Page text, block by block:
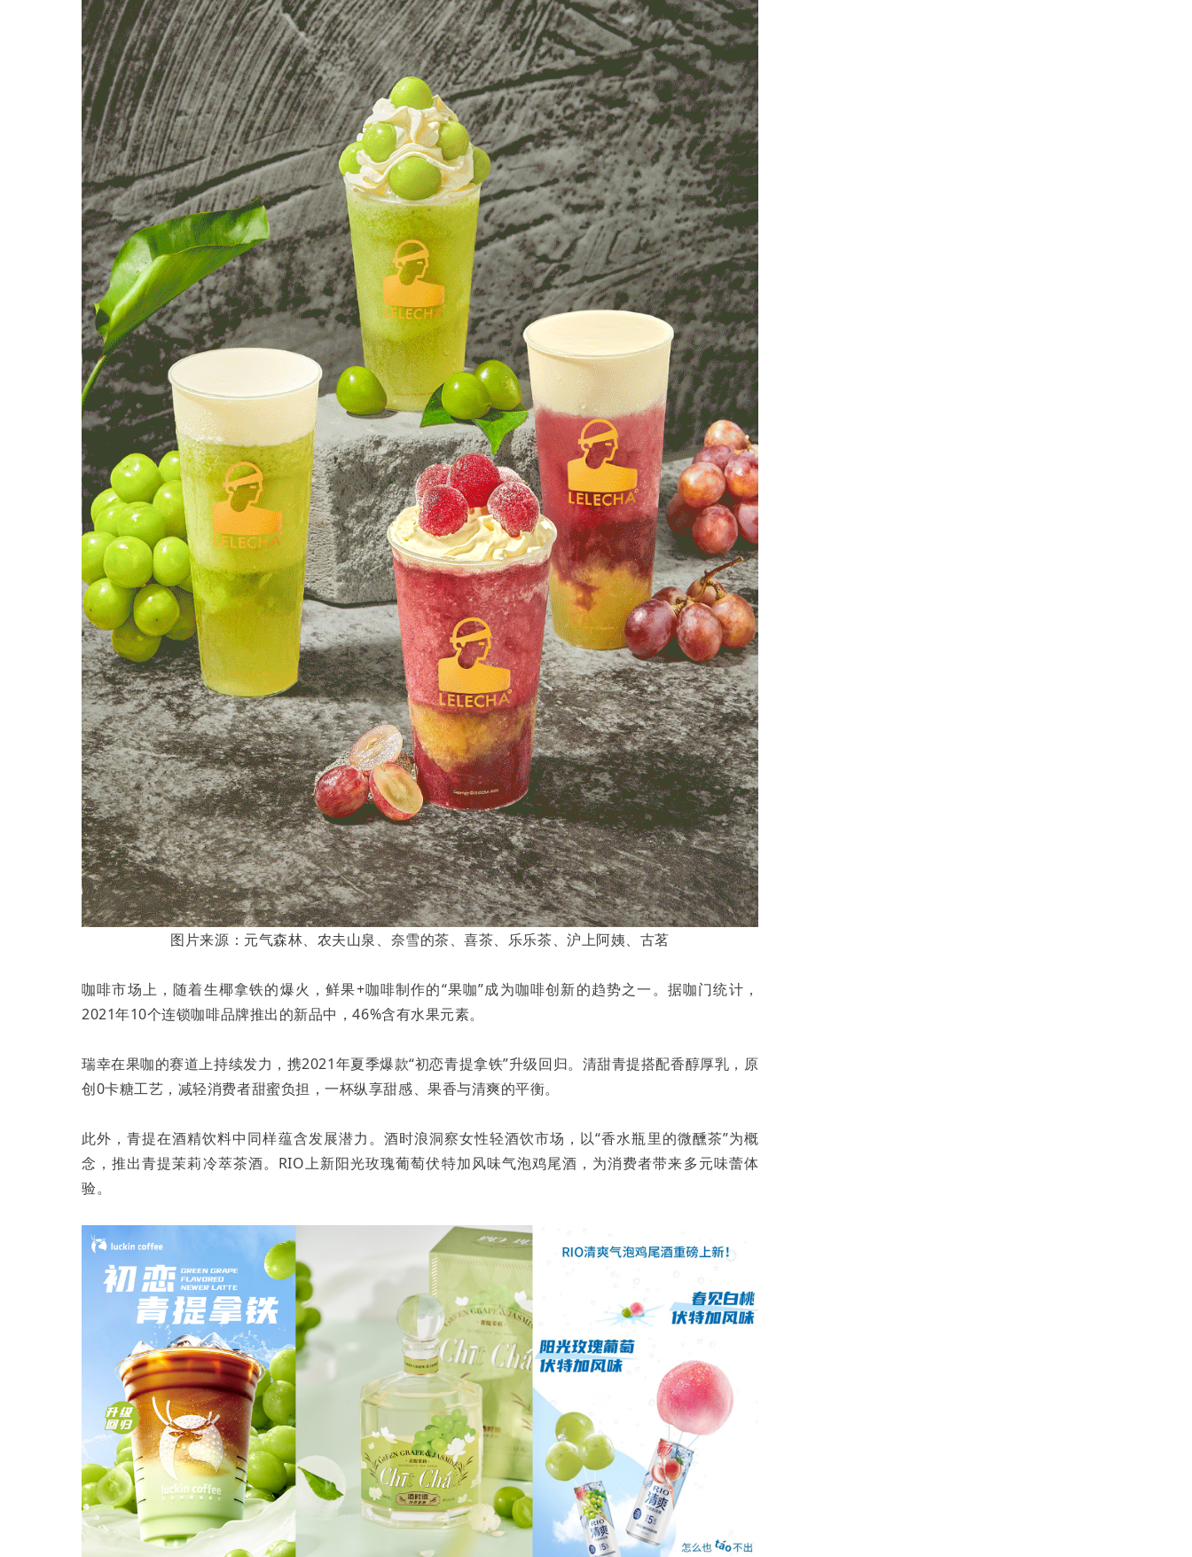
图片来源：元气森林、农夫山泉、奈雪的茶、喜茶、乐乐茶、沪上阿姨、古茗
咖啡市场上，随着生椰拿铁的爆火，鲜果+咖啡制作的“果咖”成为咖啡创新的趋势之一。据咖门统计，
2021年10个连锁咖啡品牌推出的新品中，46%含有水果元素。
瑞幸在果咖的赛道上持续发力，携2021年夏季爆款“初恋青提拿铁”升级回归。清甜青提搭配香醇厚乳，原
创0卡糖工艺，减轻消费者甜蜜负担，一杯纵享甜感、果香与清爽的平衡。
此外，青提在酒精饮料中同样蕴含发展潜力。酒时浪洞察女性轻酒饮市场，以“香水瓶里的微醺茶”为概
念，推出青提茉莉冷萃茶酒。RIO上新阳光玫瑰葡萄伏特加风味气泡鸡尾酒，为消费者带来多元味蕾体
验。